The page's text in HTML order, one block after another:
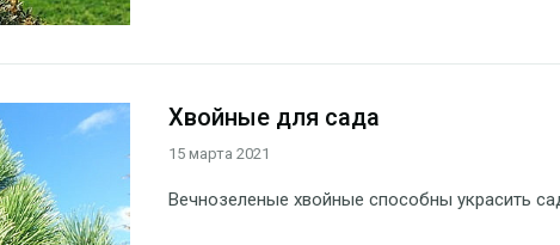
Хвойные для сада
15 марта 2021
Вечнозеленые хвойные способны украсить